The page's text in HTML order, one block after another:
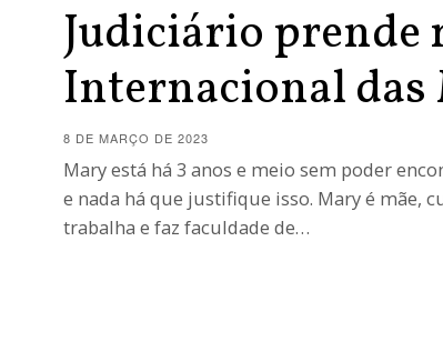
Judiciário prende
Internacional das
8 DE MARÇO DE 2023
Mary está há 3 anos e meio sem poder
e nada há que justifique isso. Mary é mãe,
trabalha e faz faculdade de…